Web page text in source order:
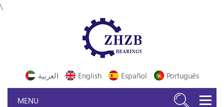
\
العربية English Español Português